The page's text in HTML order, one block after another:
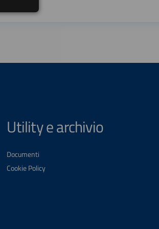
Utility e archivio
Documenti
Cookie Policy